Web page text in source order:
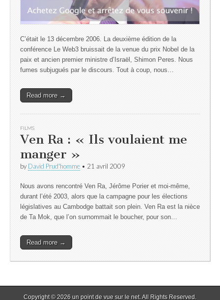
C’était le 13 décembre 2006. La deuxième édition de la
conférence Le Web3 bruissait de la venue du prix Nobel de la
paix et ancien premier ministre d’Israël, Shimon Peres. Nous
fumes subjugués par le discours. Tout à coup, nous…
Read more →
FILMS
Ven Ra : « Ils voulaient me
manger »
by David Prud'homme • 21 avril 2009
Nous avons rencontré Ven Ra, Jérôme Porier et moi-même,
durant l’été 2003, alors que la campagne pour les élections
législatives au Cambodge battait son plein. Ven Ra est la nièce
de Ta Mok, que l’on surnommait le boucher, pour son…
Read more →
Copyright © 2026 un point de vue sur le net. All Rights Reserved.